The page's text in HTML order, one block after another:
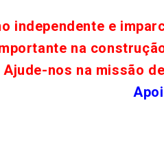
independente e
na
nos na missão